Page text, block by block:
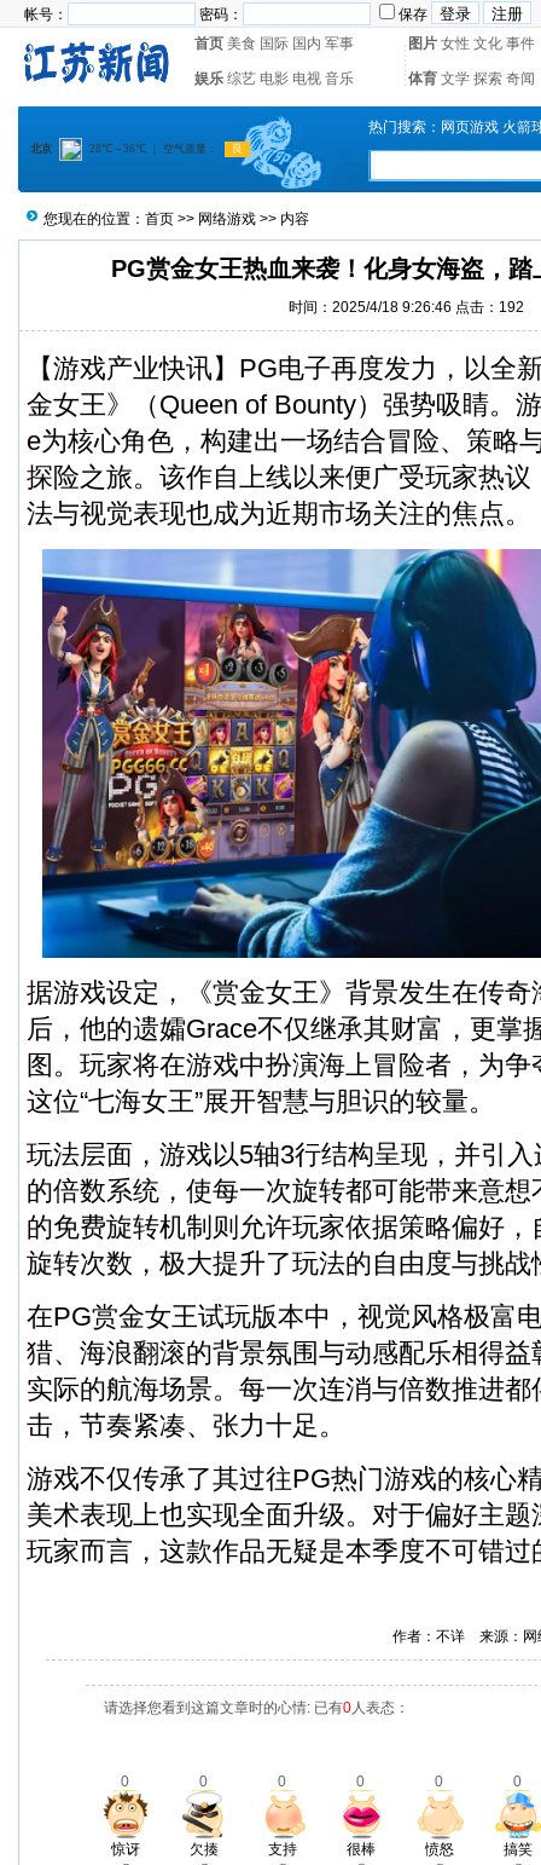
帐号： 密码：
保存
首页 美食 国际 国内 军事 图片 女性 文化 事件
娱乐 综艺 电影 电视 音乐 体育 文学 探索 奇闻
热门搜索： 网页游戏 火箭
您现在的位置： 首页 >> 网络游戏 >> 内容
PG赏金女王热血来袭！化身女海盗，踏
时间：2025/4/18 9:26:46 点击： 192
【游戏产业快讯】 PG电子再度发力，以全
金女王》（Queen of Bounty）强势吸睛。
e为核心角色，构建出一场结合冒险、策略
探险之旅。该作自上线以来便广受玩家热
法与视觉表现也成为近期市场关注的焦点。
据游戏设定，《赏金女王》背景发生在传
后，他的遗孀Grace不仅继承其财富，更掌
图。玩家将在游戏中扮演海上冒险者，为
这位“七海女王”展开智慧与胆识的较量。
玩法层面，游戏以5轴3行结构呈现，并引
的倍数系统，使每一次旋转都可能带来意
的免费旋转机制则允许玩家依据策略偏好
旋转次数，极大提升了玩法的自由度与挑战
在PG赏金女王试玩版本中，视觉风格极富
猎、海浪翻滚的背景氛围与动感配乐相得
实际的航海场景。每一次连消与倍数推进
击，节奏紧凑、张力十足。
游戏不仅传承了其过往PG热门游戏的核心
美术表现上也实现全面升级。对于偏好主
玩家而言，这款作品无疑是本季度不可错过
作者：不详 来源：
请选择您看到这篇文章时的心情: 已有0人表态：
0 0 0 0 0 0
惊讶 欠揍 支持 很棒 愤怒 搞笑